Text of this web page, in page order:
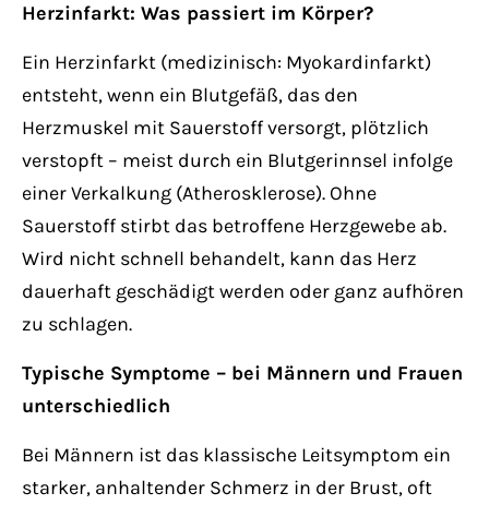
Herzinfarkt: Was passiert im Körper?
Ein Herzinfarkt (medizinisch: Myokardinfarkt)
entsteht, wenn ein Blutgefäß, das den
Herzmuskel mit Sauerstoff versorgt, plötzlich
verstopft – meist durch ein Blutgerinnsel infolge
einer Verkalkung (Atherosklerose). Ohne
Sauerstoff stirbt das betroffene Herzgewebe ab.
Wird nicht schnell behandelt, kann das Herz
dauerhaft geschädigt werden oder ganz aufhören
zu schlagen.
Typische Symptome – bei Männern und Frauen
unterschiedlich
Bei Männern ist das klassische Leitsymptom ein
starker, anhaltender Schmerz in der Brust, oft